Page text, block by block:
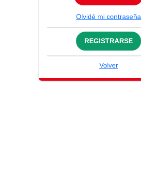
Olvidé mi contraseña
REGISTRARSE
Volver